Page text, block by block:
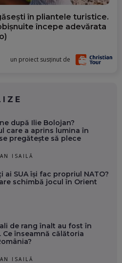
în pliantele turistice.
începe adevărata
un proiect susținut de
după Ilie Bolojan?
care a aprins lumina în
pregătește să plece
ISAILĂ
ai SUA își fac propriul NATO?
schimbă jocul în Orient
de rang înalt au fost în
Ce înseamnă călătoria
ISAILĂ